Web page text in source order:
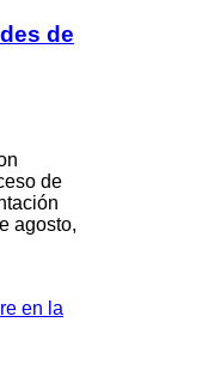
de
de
agosto,